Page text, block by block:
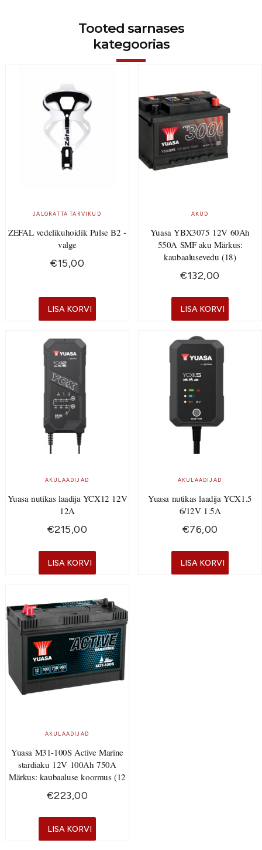
Tooted sarnases
kategoorias
JALGRATTA TARVIKUD
ZEFAL vedelikuhoidik Pulse B2 -
valge
€15,00
LISA KORVI
AKUD
Yuasa YBX3075 12V 60Ah
550A SMF aku Märkus:
kaubaalusevedu (18)
€132,00
LISA KORVI
AKULAADIJAD
Yuasa nutikas laadija YCX12 12V
12A
€215,00
LISA KORVI
AKULAADIJAD
Yuasa nutikas laadija YCX1.5
6/12V 1.5A
€76,00
LISA KORVI
AKULAADIJAD
Yuasa M31-100S Active Marine
stardiaku 12V 100Ah 750A
Märkus: kaubaaluse koormus (12
€223,00
LISA KORVI